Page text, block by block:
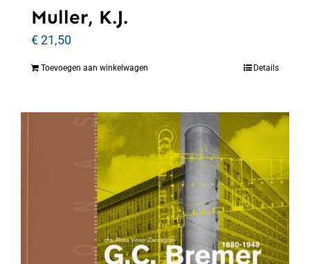
Muller, K.J.
€21,50
Toevoegen aan winkelwagen Details